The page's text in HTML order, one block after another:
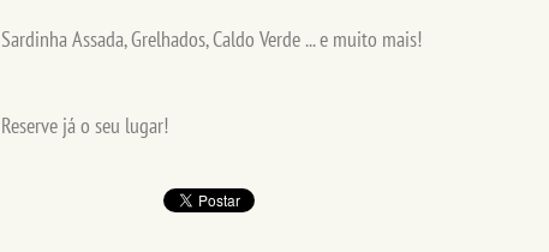
Sardinha Assada, Grelhados, Caldo Verde ... e muito mais!
Reserve já o seu lugar!